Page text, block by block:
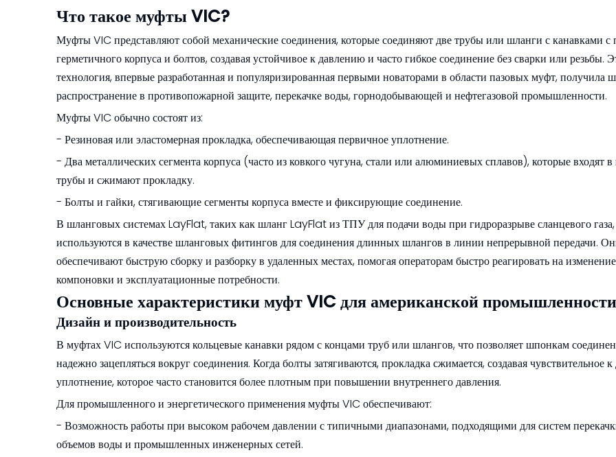
Что такое муфты VIC?
Муфты VIC представляют собой механические соединения, которые соединяют две трубы или шланги с канавками
герметичного корпуса и болтов, создавая устойчивое к давлению и часто гибкое соединение без сварки или резьбы.
технология, впервые разработанная и популяризированная первыми новаторами в области пазовых муфт, получила
распространение в противопожарной защите, перекачке воды, горнодобывающей и нефтегазовой промышленности.
Муфты VIC обычно состоят из:
- Резиновая или эластомерная прокладка, обеспечивающая первичное уплотнение.
- Два металлических сегмента корпуса (часто из ковкого чугуна, стали или алюминиевых сплавов), которые входят в
трубы и сжимают прокладку.
- Болты и гайки, стягивающие сегменты корпуса вместе и фиксирующие соединение.
В шланговых системах LayFlat, таких как шланг LayFlat из ТПУ для подачи воды при гидроразрыве сланцевого
используются в качестве шланговых фитингов для соединения длинных шлангов в линии непрерывной передачи.
обеспечивают быструю сборку и разборку в удаленных местах, помогая операторам быстро реагировать на изменение
компоновки и эксплуатационные потребности.
Основные характеристики муфт VIC для американской промышленности
Дизайн и производительность
В муфтах VIC используются кольцевые канавки рядом с концами труб или шлангов, что позволяет шпонкам
надежно зацепляться вокруг соединения. Когда болты затягиваются, прокладка сжимается, создавая чувствительное
уплотнение, которое часто становится более плотным при повышении внутреннего давления.
Для промышленного и энергетического применения муфты VIC обеспечивают:
- Возможность работы при высоком рабочем давлении с типичными диапазонами, подходящими для систем
объемов воды и промышленных инженерных сетей.